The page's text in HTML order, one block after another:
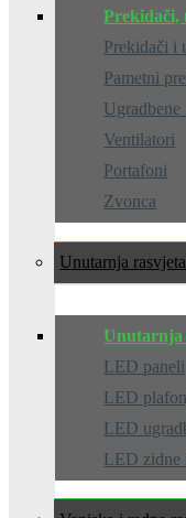
Prekidači,
Prekidači i
Pametni
Ugradbene
Ventilatori
Portafoni
Zvonca
Unutarnja rasvjeta
Unutarnja
LED paneli
LED
LED
LED zidne